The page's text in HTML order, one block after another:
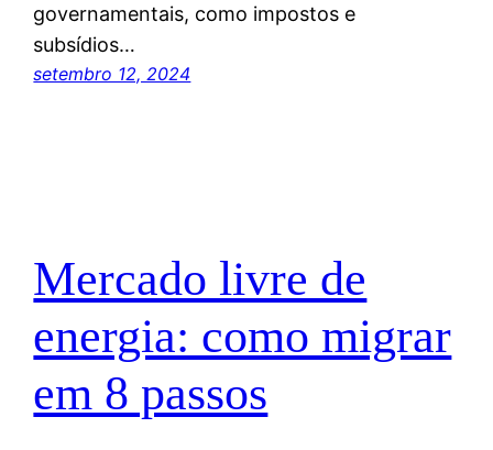
governamentais, como impostos e
subsídios…
setembro 12, 2024
Mercado livre de
energia: como migrar
em 8 passos